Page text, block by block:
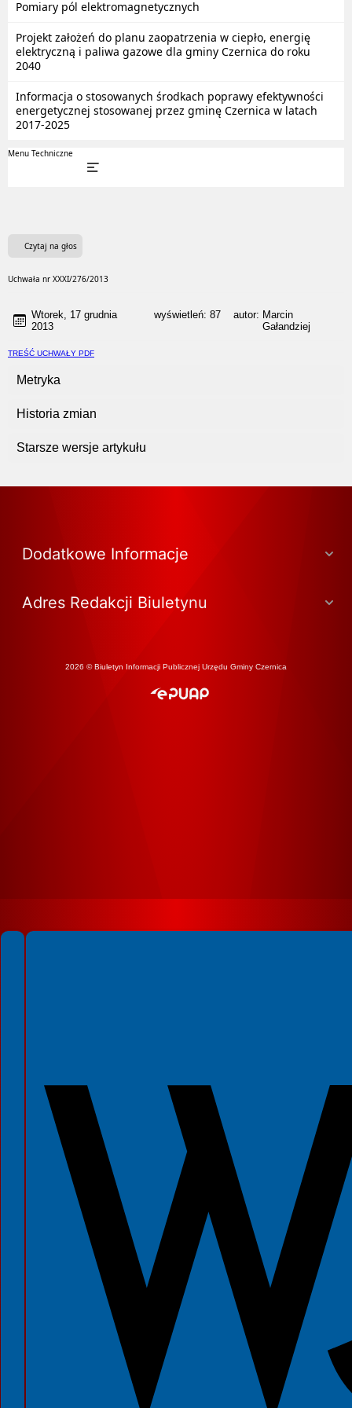
Pomiary pól elektromagnetycznych
Projekt założeń do planu zaopatrzenia w ciepło, energię
elektryczną i paliwa gazowe dla gminy Czernica do roku
2040
Informacja o stosowanych środkach poprawy efektywności
energetycznej stosowanej przez gminę Czernica w latach
2017-2025
Menu Techniczne
Czytaj na głos
Uchwała nr XXXI/276/2013
Wtorek, 17 grudnia
2013
wyświetleń:87 autor: Marcin
Gałandziej
TREŚĆ UCHWAŁY PDF
Metryka
Historia zmian
Starsze wersje artykułu
Dodatkowe Informacje
Adres Redakcji Biuletynu
2026 © Biuletyn Informacji Publicznej Urzędu Gminy Czernica
Spełniamy standardy WCAG 2.2
Spełniamy standardy W3C